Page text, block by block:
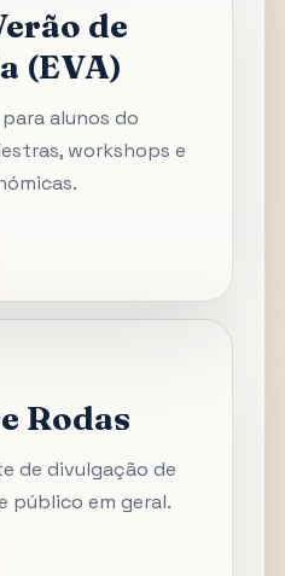
de
(EVA)
alunos do
workshops e
Rodas
de divulgação de
público em geral.